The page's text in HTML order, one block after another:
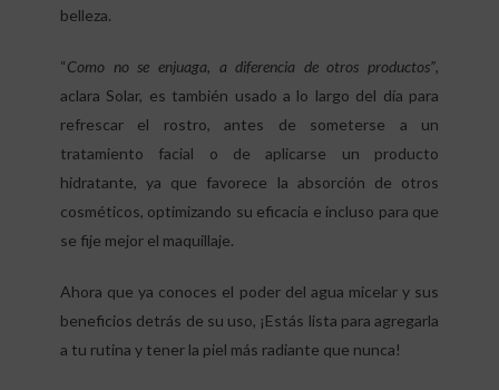
belleza.
“Como no se enjuaga, a diferencia de otros productos”,
aclara Solar, es también usado a lo largo del día para
refrescar el rostro, antes de someterse a un
tratamiento facial o de aplicarse un producto
hidratante, ya que favorece la absorción de otros
cosméticos, optimizando su eficacia e incluso para que
se fije mejor el maquillaje.
Ahora que ya conoces el poder del agua micelar y sus
beneficios detrás de su uso, ¡Estás lista para agregarla
a tu rutina y tener la piel más radiante que nunca!